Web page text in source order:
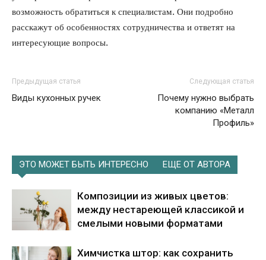
возможность обратиться к специалистам. Они подробно
расскажут об особенностях сотрудничества и ответят на
интересующие вопросы.
Предыдущая статья
Виды кухонных ручек
Следующая статья
Почему нужно выбрать
компанию «Металл
Профиль»
ЭТО МОЖЕТ БЫТЬ ИНТЕРЕСНО ЕЩЕ ОТ АВТОРА
Композиции из живых цветов:
между нестареющей классикой и
смелыми новыми форматами
Химчистка штор: как сохранить